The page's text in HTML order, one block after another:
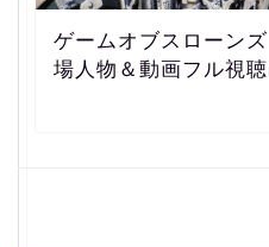
ゲームオブスローン
場人物＆動画フル視聴